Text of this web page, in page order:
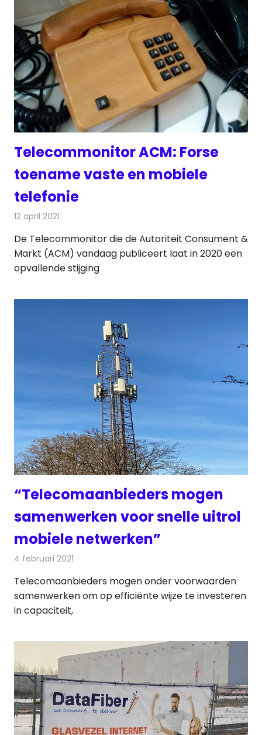
Telecommonitor ACM: Forse
toename vaste en mobiele
telefonie
12 april 2021
De Telecommonitor die de Autoriteit Consument &
Markt (ACM) vandaag publiceert laat in 2020 een
opvallende stijging
“Telecomaanbieders mogen
samenwerken voor snelle uitrol
mobiele netwerken”
4 februari 2021
Telecomaanbieders mogen onder voorwaarden
samenwerken om op efficiënte wijze te investeren
in capaciteit,